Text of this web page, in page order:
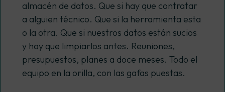
almacén de datos. Que si hay que contratar
a alguien técnico. Que si la herramienta esta
o la otra. Que si nuestros datos están sucios
y hay que limpiarlos antes. Reuniones,
presupuestos, planes a doce meses. Todo el
equipo en la orilla, con las gafas puestas.